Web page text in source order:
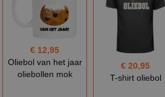
€ 12,95
Oliebol van het jaar
oliebollen mok
€ 20,95
T-shirt oliebol